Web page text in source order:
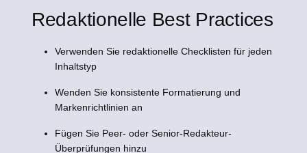
Redaktionelle Best Practices
Verwenden Sie redaktionelle Checklisten für jeden
Inhaltstyp
Wenden Sie konsistente Formatierung und
Markenrichtlinien an
Fügen Sie Peer- oder Senior-Redakteur-
Überprüfungen hinzu